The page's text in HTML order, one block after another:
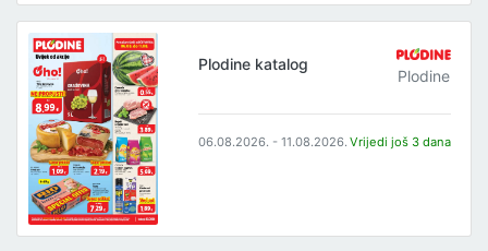
Plodine katalog
Plodine
06.08.2026. - 11.08.2026. Vrijedi još 3 dana